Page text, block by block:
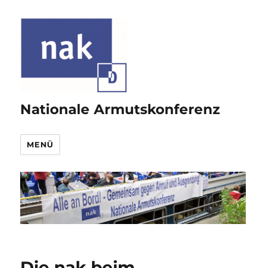
Nationale Armutskonferenz
MENÜ